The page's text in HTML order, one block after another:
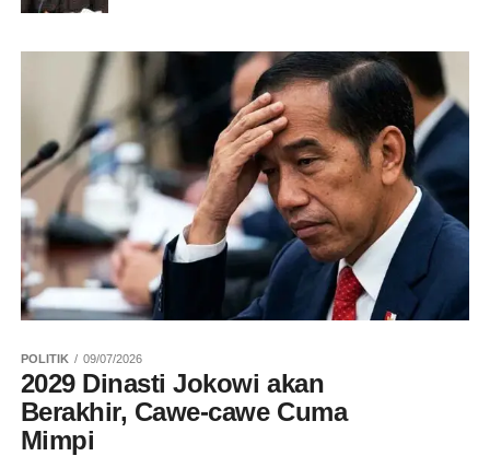
POLITIK 09/07/2026
2029 Dinasti Jokowi akan
Berakhir, Cawe-cawe Cuma
Mimpi